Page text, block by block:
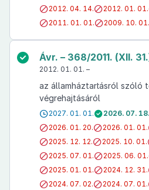
2012. 04. 14.
2012. 01. 01.
2011. 01. 01.
2009. 10. 01.
Ávr. – 368/2011. (XII.
2012. 01. 01. –
az államháztartásról szóló
végrehajtásáról
2027. 01. 01. 2026. 07. 18.
2026. 01. 20.
2026. 01. 01.
2025. 12. 12.
2025. 10. 01.
2025. 07. 01.
2025. 06. 01.
2025. 01. 01.
2024. 12. 31.
2024. 07. 02.
2024. 07. 01.